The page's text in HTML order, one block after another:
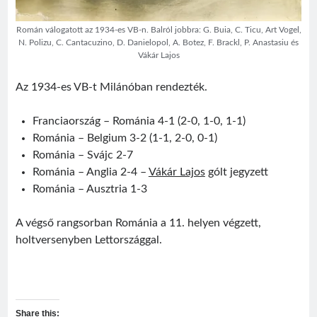
Friss bejegyzések
Sofian Iosif
Texe István
Jégországban
Román válogatott 2007
Román válogatott az 1934-es VB-n. Balról jobbra: G. Buia, C. Ticu, Art Vogel,
N. Polizu, C. Cantacuzino, D. Danielopol, A. Botez, F. Brackl, P. Anastasiu és
Vákár Lajos
Az 1934-es VB-t Milánóban rendezték.
Franciaország – Románia 4-1 (2-0, 1-0, 1-1)
Románia – Belgium 3-2 (1-1, 2-0, 0-1)
Románia – Svájc 2-7
Románia – Anglia 2-4 – Vákár Lajosgólt jegyzett
Románia – Ausztria 1-3
A végső rangsorban Románia a 11. helyen végzett,
holtversenyben Lettországgal.
Share this: